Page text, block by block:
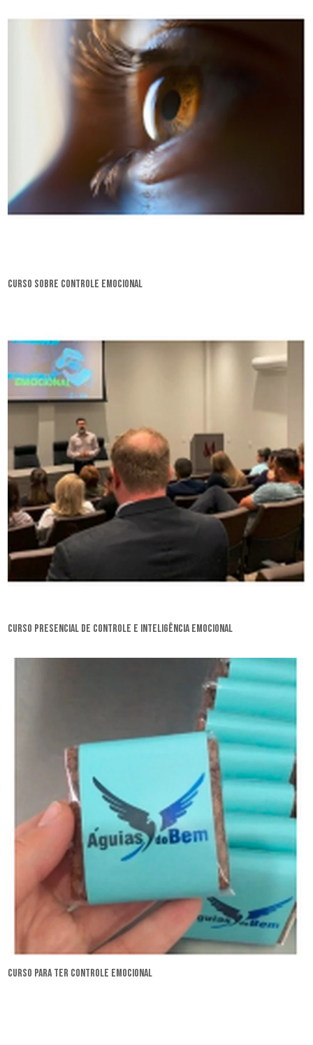
curso sobre controle emocional
curso presencial de controle e inteligência emocional
curso para ter controle emocional